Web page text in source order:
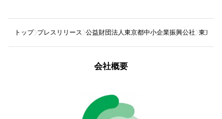
トップ プレスリリース 公益財団法人東京都中小企業振興公社 東京都
会社概要